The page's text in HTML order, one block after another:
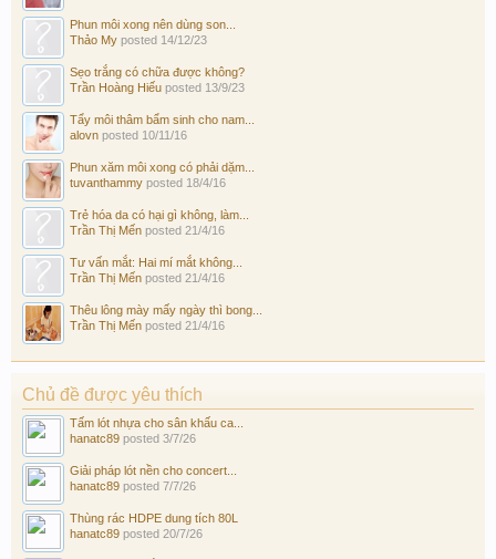
Phun môi xong nên dùng son...
Thảo My posted 14/12/23
Sẹo trắng có chữa được không?
Trần Hoàng Hiếu posted 13/9/23
Tẩy môi thâm bẩm sinh cho nam...
alovn posted 10/11/16
Phun xăm môi xong có phải dặm...
tuvanthammy posted 18/4/16
Trẻ hóa da có hại gì không, làm...
Trần Thị Mến posted 21/4/16
Tư vấn mắt: Hai mí mắt không...
Trần Thị Mến posted 21/4/16
Thêu lông mày mấy ngày thì bong...
Trần Thị Mến posted 21/4/16
Chủ đề được yêu thích
Tấm lót nhựa cho sân khấu ca...
hanatc89 posted 3/7/26
Giải pháp lót nền cho concert...
hanatc89 posted 7/7/26
Thùng rác HDPE dung tích 80L
hanatc89 posted 20/7/26